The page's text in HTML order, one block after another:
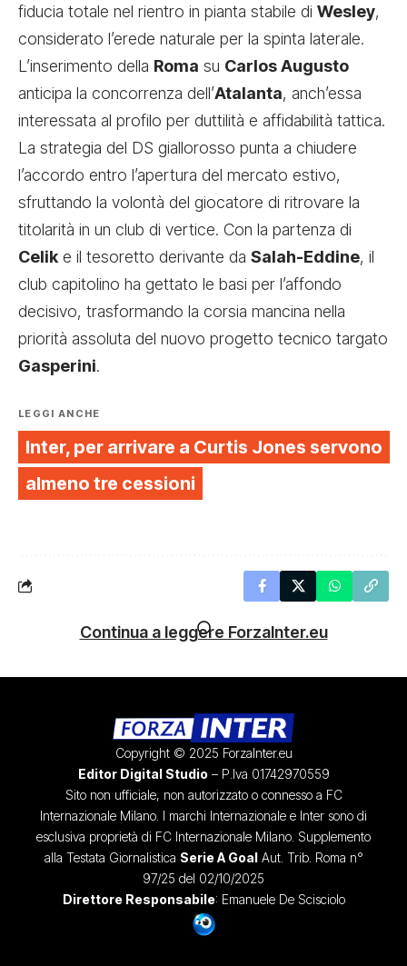
fiducia totale nel rientro in pianta stabile di Wesley,
considerato l’erede naturale per la spinta laterale.
L’inserimento della Roma su Carlos Augusto
anticipa la concorrenza dell’Atalanta, anch’essa
interessata al profilo per duttilità e affidabilità tattica.
La strategia del DS giallorosso punta a chiudere
l’accordo entro l’apertura del mercato estivo,
sfruttando la volontà del giocatore di ritrovare la
titolarità in un club di vertice. Con la partenza di
Celik e il tesoretto derivante da Salah-Eddine, il
club capitolino ha gettato le basi per l’affondo
decisivo, trasformando la corsia mancina nella
priorità assoluta del nuovo progetto tecnico targato
Gasperini.
LEGGI ANCHE
Inter, per arrivare a Curtis Jones servono
almeno tre cessioni
Continua a leggere ForzaInter.eu
Copyright © 2025 ForzaInter.eu
Editor Digital Studio – P.Iva 01742970559
Sito non ufficiale, non autorizzato o connesso a FC
Internazionale Milano. I marchi Internazionale e Inter sono di
esclusiva proprietà di FC Internazionale Milano. Supplemento
alla Testata Giornalistica Serie A GoalAut. Trib. Roma n°
97/25 del 02/10/2025
Direttore Responsabile: Emanuele De Scisciolo